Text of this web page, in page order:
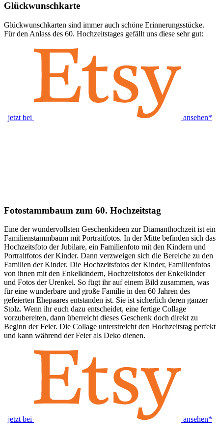
Glückwunschkarte
Glückwunschkarten sind immer auch schöne Erinnerungsstücke.
Für den Anlass des 60. Hochzeitstages gefällt uns diese sehr gut:
jetzt bei ansehen*
Fotostammbaum zum 60. Hochzeitstag
Eine der wundervollsten Geschenkideen zur Diamanthochzeit ist ein
Familienstammbaum mit Portraitfotos. In der Mitte befinden sich das
Hochzeitsfoto der Jubilare, ein Familienfoto mit den Kindern und
Portraitfotos der Kinder. Dann verzweigen sich die Bereiche zu den
Familien der Kinder. Die Hochzeitsfotos der Kinder, Familienfotos
von ihnen mit den Enkelkindern, Hochzeitsfotos der Enkelkinder
und Fotos der Urenkel. So fügt ihr auf einem Bild zusammen, was
für eine wunderbare und große Familie in den 60 Jahren des
gefeierten Ehepaares entstanden ist. Sie ist sicherlich deren ganzer
Stolz. Wenn ihr euch dazu entscheidet, eine fertige Collage
vorzubereiten, dann überreicht dieses Geschenk doch direkt zu
Beginn der Feier. Die Collage unterstreicht den Hochzeitstag perfekt
und kann während der Feier als Deko dienen.
jetzt bei ansehen*